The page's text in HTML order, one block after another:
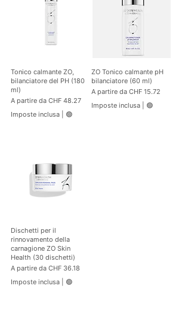
Tonico calmante ZO,
bilanciatore del PH (180
ml)
A partire da CHF 48.27
Prezzo scontato
Imposte inclusa
🟢
ZO Tonico calmante pH
bilanciatore (60 ml)
A partire da CHF 15.72
Prezzo scontato
Imposte inclusa
🟢
Dischetti per il
rinnovamento della
carnagione ZO Skin
Health (30 dischetti)
A partire da CHF 36.18
Prezzo scontato
Imposte inclusa
🟢